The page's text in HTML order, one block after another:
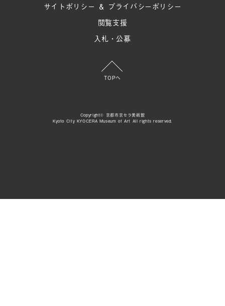
サイトポリシー ＆ プライバシーポリシー
閲覧支援
入札・公募
TOPへ
Copyright© 京都市京セラ美術館
Kyoto City KYOCERA Museum of Art All rights reserved.